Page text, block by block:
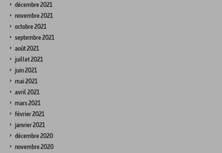
décembre 2021
novembre 2021
octobre 2021
septembre 2021
août 2021
juillet 2021
juin 2021
mai 2021
avril 2021
mars 2021
février 2021
janvier 2021
décembre 2020
novembre 2020